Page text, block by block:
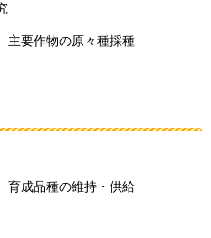
主要作物の原々種採種
育成品種の維持・供給